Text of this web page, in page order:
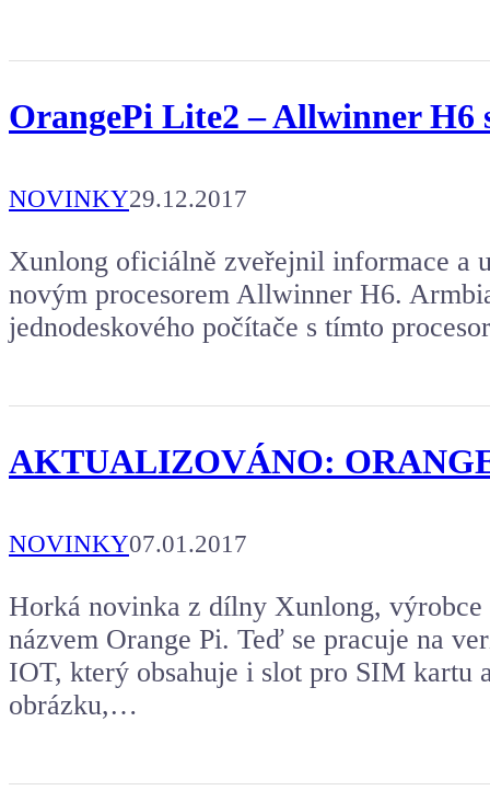
OrangePi Lite2 – Allwinner H6
NOVINKY29.12.2017
Xunlong oficiálně zveřejnil informace a
novým procesorem Allwinner H6.
jednodeskového počítače s tímto
AKTUALIZOVÁNO:
NOVINKY07.01.2017
Horká novinka z dílny Xunlong,
názvem Orange Pi. Teď se pracuje na
IOT, který obsahuje i slot pro SIM kartu
obrázku,…